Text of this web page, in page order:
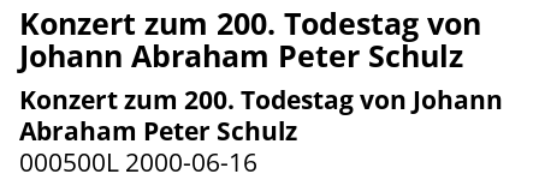
Konzert zum 200. Todestag von
Johann Abraham Peter Schulz
Konzert zum 200. Todestag von Johann
Abraham Peter Schulz
000500L 2000-06-16